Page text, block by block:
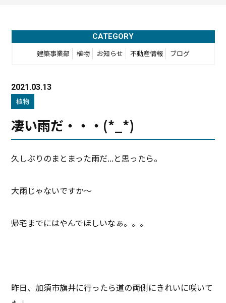
CATEGORY
建築事業部 植物 お知らせ 不動産情報 ブログ
2021.03.13
植物
凄い雨だ・・・(*_*)
久しぶりのまとまった雨だ...と思ったら。
大雨じゃないですか～
帰宅までにはやんでほしいなぁ。。。
昨日、加須市旗井に行ったら道の両側にきれいに咲いて